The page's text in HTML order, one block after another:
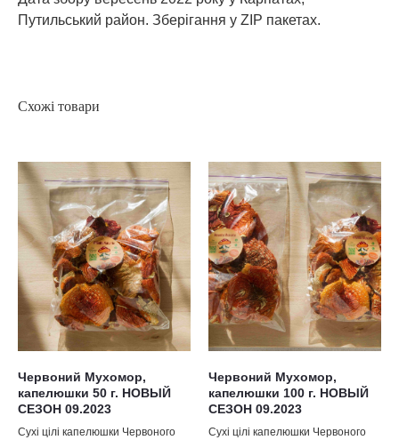
Путильський район. Зберігання у ZIP пакетах.
Схожі товари
Червоний Мухомор,
капелюшки 50 г. НОВЫЙ
СЕЗОН 09.2023
Сухі цілі капелюшки Червоного
Червоний Мухомор,
капелюшки 100 г. НОВЫЙ
СЕЗОН 09.2023
Сухі цілі капелюшки Червоного